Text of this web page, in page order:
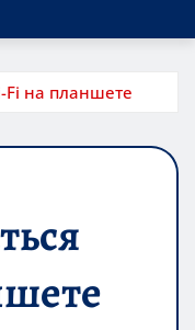
Fi на планшете